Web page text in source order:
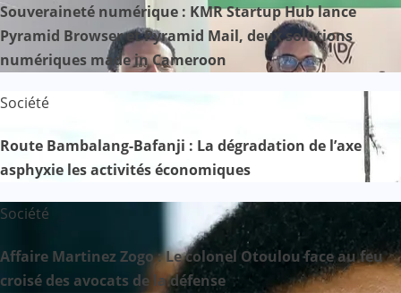
Souveraineté numérique : KMR Startup Hub lance
Pyramid Browser et Pyramid Mail, deux solutions
numériques made in Cameroon
Société
Route Bambalang-Bafanji : La dégradation de l’axe
asphyxie les activités économiques
Société
Affaire Martinez Zogo : Le colonel Otoulou face au feu
croisé des avocats de la défense